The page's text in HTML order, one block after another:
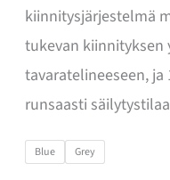
kiinnitysjärjestelmä
tukevan kiinnityksen
tavaratelineeseen,
runsaasti
Blue Grey